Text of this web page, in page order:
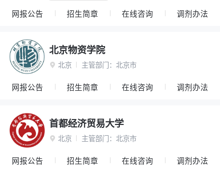
网报公告 招生简章 在线咨询 调剂办法
北京物资学院
 北京 主管部门： 北京市
网报公告 招生简章 在线咨询 调剂办法
首都经济贸易大学
 北京 主管部门： 北京市
网报公告 招生简章 在线咨询 调剂办法